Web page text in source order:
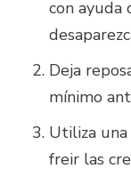
con ayuda
Deja
mínimo
Utiliza
freir las